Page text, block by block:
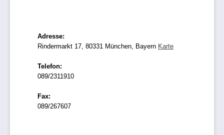
Adresse:
Rindermarkt 17, 80331 München, Bayern Karte
Telefon:
089/2311910
Fax:
089/267607